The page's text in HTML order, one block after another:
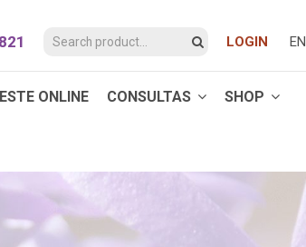
LOGIN EN
ONLINE CONSULTAS SHOP